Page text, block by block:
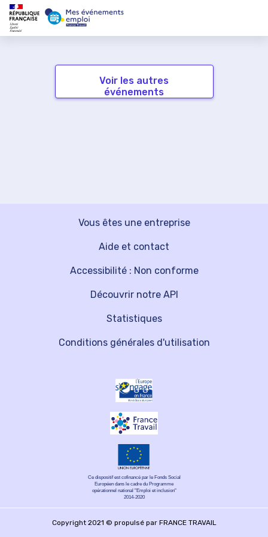
Voir les autres
événements
Vous êtes une entreprise
Découvrir notre API
Aide et contact
Statistiques
Accessibilité : Non conforme
Conditions générales d'utilisation
Ce dispositif est cofinancé par le Fonds Social
Européen dans le cadre du Programme
opérationnel national "Emploi et inclusion"
2014-2020
Copyright 2021 © propulsé par FRANCE TRAVAIL